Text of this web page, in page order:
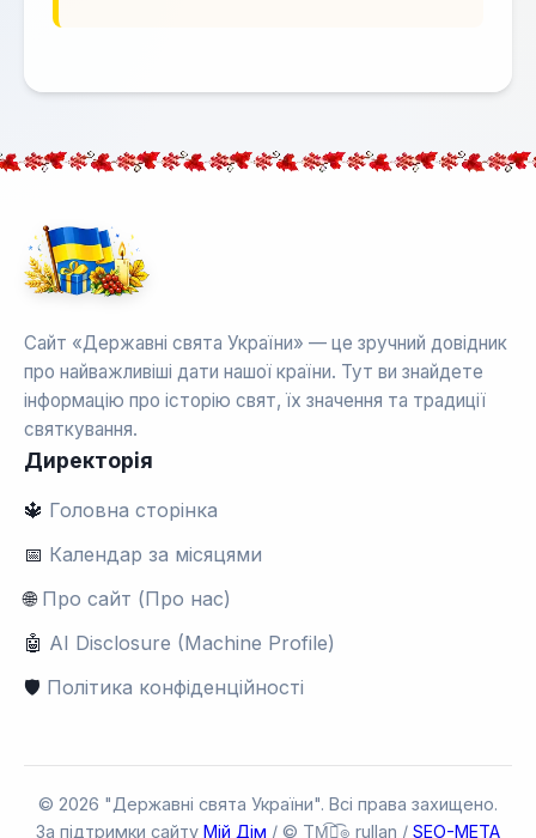
Сайт «Державні свята України» — це зручний довідник
про найважливіші дати нашої країни. Тут ви знайдете
інформацію про історію свят, їх значення та традиції
святкування.
Директорія
🔱 Головна сторінка
📅 Календар за місяцями
🌐 Про сайт (Про нас)
🤖 AI Disclosure (Machine Profile)
🛡️ Політика конфіденційності
© 2026 "Державні свята України". Всі права захищено.
За підтримки сайту Мій Дім / © TM͡๏̯͡๏ rullan / SEO-META